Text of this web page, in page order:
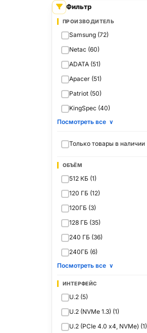
Фильтр
ПРОИЗВОДИТЕЛЬ
Samsung (72)
Netac (60)
ADATA (51)
Apacer (51)
Patriot (50)
KingSpec (40)
Посмотреть все ∨
Только товары в наличии
ОБЪЁМ
512 КБ (1)
120 ГБ (12)
120ГБ (3)
128 ГБ (35)
240 ГБ (36)
240ГБ (6)
Посмотреть все ∨
ИНТЕРФЕЙС
U.2 (5)
U.2 (NVMe 1.3) (1)
U.2 (PCIe 4.0 x4, NVMe) (1)